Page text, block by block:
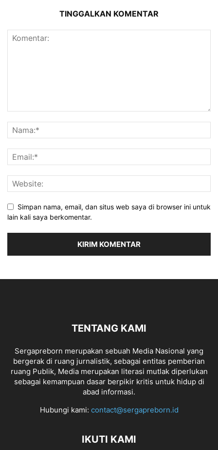
TINGGALKAN KOMENTAR
Simpan nama, email, dan situs web saya di browser ini untuk
lain kali saya berkomentar.
TENTANG KAMI
Sergapreborn merupakan sebuah Media Nasional yang
bergerak di ruang jurnalistik, sebagai entitas pemberian
ruang Publik, Media merupakan literasi mutlak diperlukan
sebagai kemampuan dasar berpikir kritis untuk hidup di
abad informasi.
Hubungi kami: contact@sergapreborn.id
IKUTI KAMI